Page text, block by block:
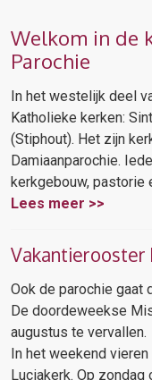
Welkom in de
Parochie
In het westelijk deel
Katholieke kerken:
(Stiphout). Het zijn
Damiaanparochie.
kerkgebouw, pastorie
Lees meer >>
Vakantierooster
Ook de parochie gaat
De doordeweekse
augustus te vervallen.
In het weekend
Luciakerk. Op zondag